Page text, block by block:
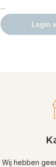
...
Login
Wij hebben